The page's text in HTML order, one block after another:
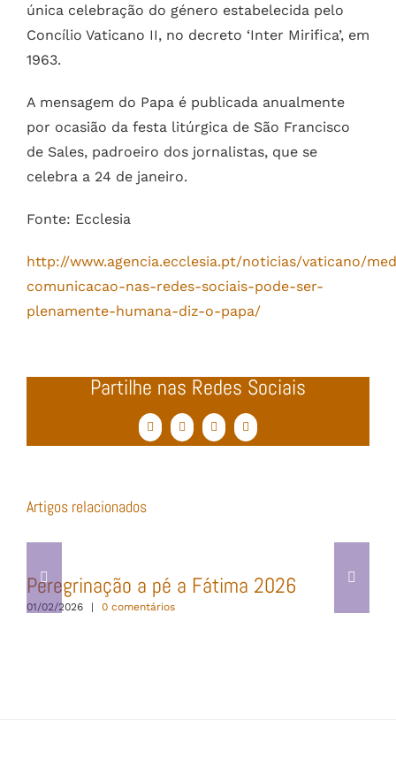
única celebração do género estabelecida pelo
Concílio Vaticano II, no decreto ‘Inter Mirifica’, em
1963.
A mensagem do Papa é publicada anualmente
por ocasião da festa litúrgica de São Francisco
de Sales, padroeiro dos jornalistas, que se
celebra a 24 de janeiro.
Fonte: Ecclesia
http://www.agencia.ecclesia.pt/noticias/vaticano/
comunicacao-nas-redes-sociais-pode-ser-
plenamente-humana-diz-o-papa/
Partilhe nas Redes Sociais
FacebookTwitterWhatsApp
Email
(necessário
Artigos relacionados
Peregrinação a pé a Fátima 2026
01/02/2026 | 0 comentários